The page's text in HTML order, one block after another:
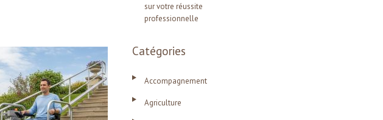
sur votre réussite
professionnelle
Catégories
Accompagnement
Agriculture